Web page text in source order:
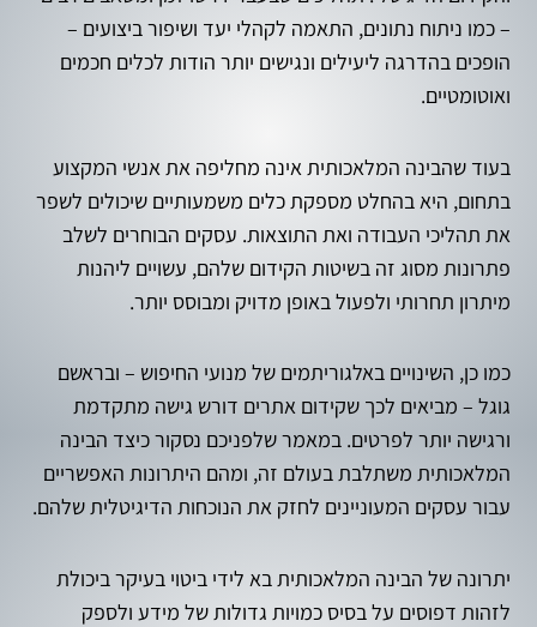
– כמו ניתוח נתונים, התאמה לקהלי יעד ושיפור ביצועים –
הופכים בהדרגה ליעילים ונגישים יותר הודות לכלים חכמים
ואוטומטיים.
בעוד שהבינה המלאכותית אינה מחליפה את אנשי המקצוע
בתחום, היא בהחלט מספקת כלים משמעותיים שיכולים לשפר
את תהליכי העבודה ואת התוצאות. עסקים הבוחרים לשלב
פתרונות מסוג זה בשיטות הקידום שלהם, עשויים ליהנות
מיתרון תחרותי ולפעול באופן מדויק ומבוסס יותר.
כמו כן, השינויים באלגוריתמים של מנועי החיפוש – ובראשם
גוגל – מביאים לכך שקידום אתרים דורש גישה מתקדמת
ורגישה יותר לפרטים. במאמר שלפניכם נסקור כיצד הבינה
המלאכותית משתלבת בעולם זה, ומהם היתרונות האפשריים
עבור עסקים המעוניינים לחזק את הנוכחות הדיגיטלית שלהם.
יתרונה של הבינה המלאכותית בא לידי ביטוי בעיקר ביכולת
לזהות דפוסים על בסיס כמויות גדולות של מידע ולספק